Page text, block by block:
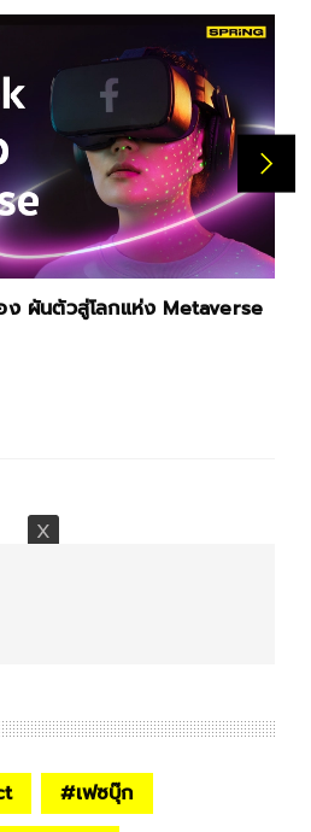
ง ผันตัวสู่โลกแห่ง Metaverse
#เฟซบุ๊ก